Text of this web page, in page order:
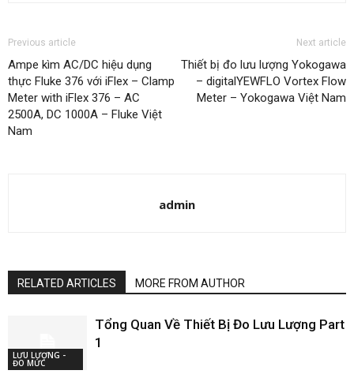
Previous article
Ampe kìm AC/DC hiệu dụng
thực Fluke 376 với iFlex – Clamp
Meter with iFlex 376 – AC
2500A, DC 1000A – Fluke Việt
Nam
Next article
Thiết bị đo lưu lượng Yokogawa
– digitalYEWFLO Vortex Flow
Meter – Yokogawa Việt Nam
admin
RELATED ARTICLES MORE FROM AUTHOR
LƯU LƯỢNG -
ĐO MỨC
Tổng Quan Về Thiết Bị Đo Lưu Lượng Part
1